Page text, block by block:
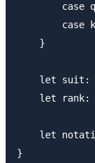
case
case
    }
let suit:
let rank:
let